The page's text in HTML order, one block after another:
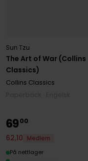
The Art of War (Collins
Classics)
Sun Tzu
Collins Classics
6900
62,10
Medlem
På nettlager